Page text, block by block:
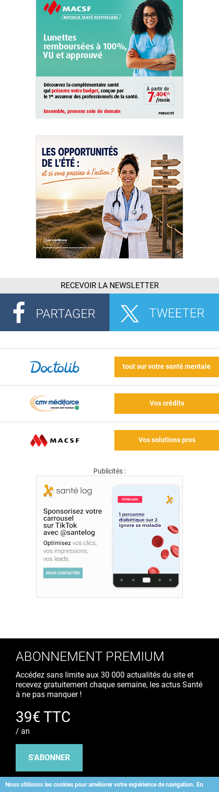
RECEVOIR LA NEWSLETTER
tout sur votre santé mentale
Vos crédits
Vos solutions pros
Publicités :
Nous utilisons les cookies pour améliorer votre expérience de navigation. En
ABONNEMENT PREMIUM
Accédez sans limite aux 30 000 actualités du site et
recevez gratuitement chaque semaine, les actus Santé
à ne pas manquer !
39€ TTC
/ an
S'ABONNER